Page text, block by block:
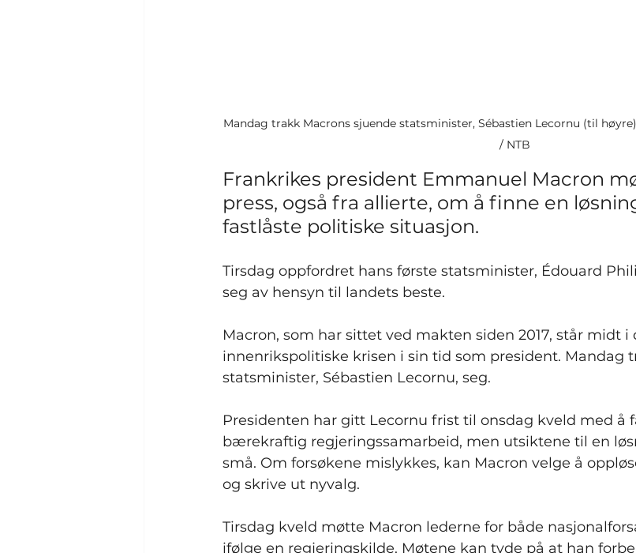
Mandag trakk Macrons sjuende statsminister, Sébastien Lecornu (til
/ NTB
Frankrikes president Emmanuel Macron
press, også fra allierte, om å finne en
fastlåste politiske situasjon.
Tirsdag oppfordret hans første statsminister, Édouard
seg av hensyn til landets beste.
Macron, som har sittet ved makten siden 2017, står midt i
innenrikspolitiske krisen i sin tid som president. Mandag
statsminister, Sébastien Lecornu, seg.
Presidenten har gitt Lecornu frist til onsdag kveld med å
bærekraftig regjeringssamarbeid, men utsiktene til en
små. Om forsøkene mislykkes, kan Macron velge å
og skrive ut nyvalg.
Tirsdag kveld møtte Macron lederne for både
ifølge en regjeringskilde. Møtene kan tyde på at han